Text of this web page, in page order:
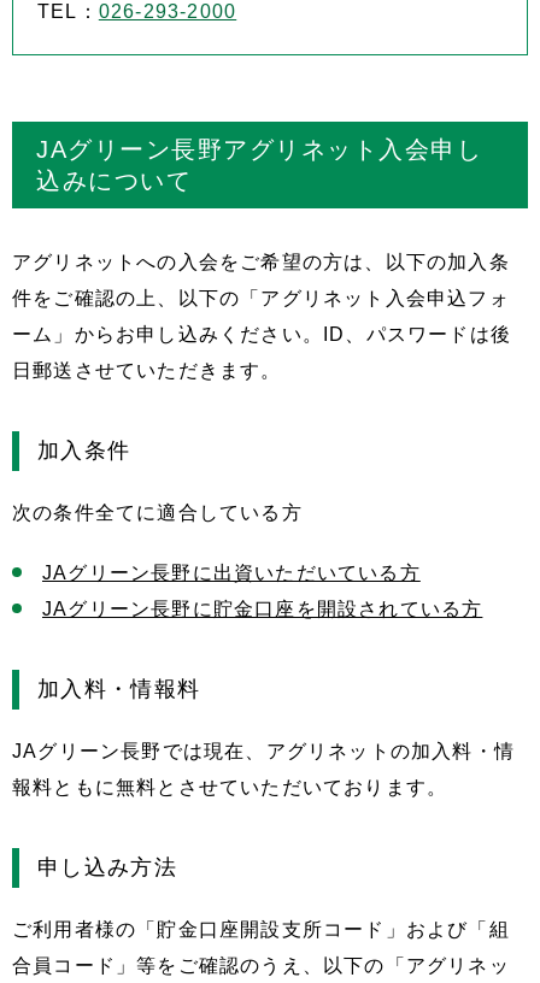
TEL： 026-293-2000
JAグリーン長野アグリネット入会申し
込みについて
アグリネットへの入会をご希望の方は、以下の加入条
件をご確認の上、以下の「アグリネット入会申込フォ
ーム」からお申し込みください。ID、パスワードは後
日郵送させていただきます。
加入条件
次の条件全てに適合している方
JAグリーン長野に出資いただいている方
JAグリーン長野に貯金口座を開設されている方
加入料・情報料
JAグリーン長野では現在、アグリネットの加入料・情
報料ともに無料とさせていただいております。
申し込み方法
ご利用者様の「貯金口座開設支所コード」および「組
合員コード」等をご確認のうえ、以下の「アグリネッ